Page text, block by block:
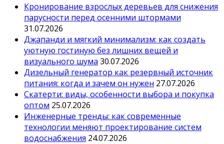
Кронирование взрослых деревьев для снижения
парусности перед осенними штормами
31.07.2026
Джапанди и мягкий минимализм: как создать
уютную гостиную без лишних вещей и
визуального шума 30.07.2026
Дизельный генератор как резервный источник
питания: когда и зачем он нужен 27.07.2026
Скатерти: виды, особенности выбора и покупка
оптом 25.07.2026
Инженерные тренды: как современные
технологии меняют проектирование систем
водоснабжения 24.07.2026